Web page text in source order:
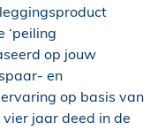
‘peiling
op jouw
en
op basis van
jaar deed in de